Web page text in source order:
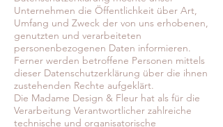
Unternehmen die Öffentlichkeit über Art,
Umfang und Zweck der von uns erhobenen,
genutzten und verarbeiteten
personenbezogenen Daten informieren.
Ferner werden betroffene Personen mittels
dieser Datenschutzerklärung über die ihnen
zustehenden Rechte aufgeklärt.
Die Madame Design & Fleur hat als für die
Verarbeitung Verantwortlicher zahlreiche
technische und organisatorische